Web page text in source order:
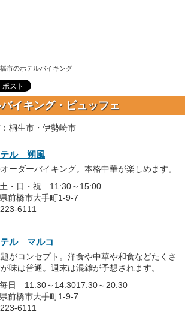
市のホテルバイキング
イキング・ビュッフェ
桐生市・伊勢崎市
テル 朔風
ーダーバイキング。本格中華が楽しめます。
・日・祝 11:30～15:00
前橋市大手町1-9-7
6111
テル マルコ
がコンセプト。洋食や中華や和食などたくさ
味は普通。週末は混雑が予想されます。
日 11:30～14:3017:30～20:30
前橋市大手町1-9-7
6111